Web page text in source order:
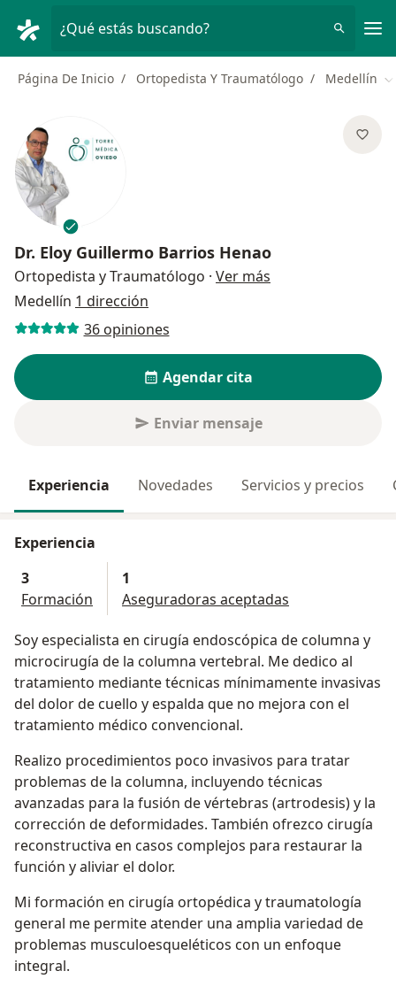
¿Qué estás buscando?
Página De Inicio Ortopedista Y Traumatólogo Medellín
Dr. Eloy Guillermo Barrios Henao
Ortopedista y Traumatólogo · Ver más
Medellín 1 dirección
36 opiniones
Agendar cita
Enviar mensaje
Experiencia Novedades Servicios y precios
Experiencia
3
Formación
1
Aseguradoras aceptadas
Soy especialista en cirugía endoscópica de columna y
microcirugía de la columna vertebral. Me dedico al
tratamiento mediante técnicas mínimamente invasivas
del dolor de cuello y espalda que no mejora con el
tratamiento médico convencional.
Realizo procedimientos poco invasivos para tratar
problemas de la columna, incluyendo técnicas
avanzadas para la fusión de vértebras (artrodesis) y la
corrección de deformidades. También ofrezco cirugía
reconstructiva en casos complejos para restaurar la
función y aliviar el dolor.
Mi formación en cirugía ortopédica y traumatología
general me permite atender una amplia variedad de
problemas musculoesqueléticos con un enfoque
integral.